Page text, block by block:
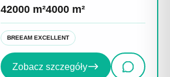
42000 m²4000 m²
BREEAM EXCELLENT
Zobacz szczegóły